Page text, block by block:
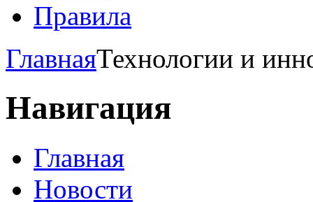
Правила
ГлавнаяТехнологии и
Навигация
Главная
Новости